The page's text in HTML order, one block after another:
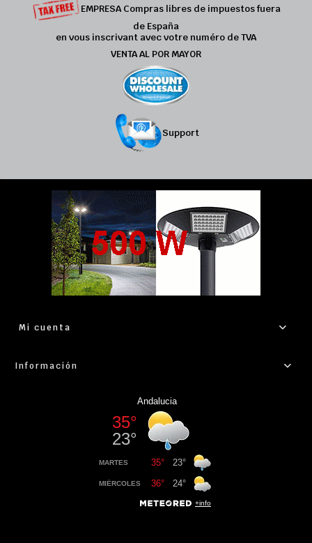
EMPRESA Compras libres de impuestos fuera
de España
en vous inscrivant avec votre numéro de TVA
VENTA AL POR MAYOR
Support
Mi cuenta
Información